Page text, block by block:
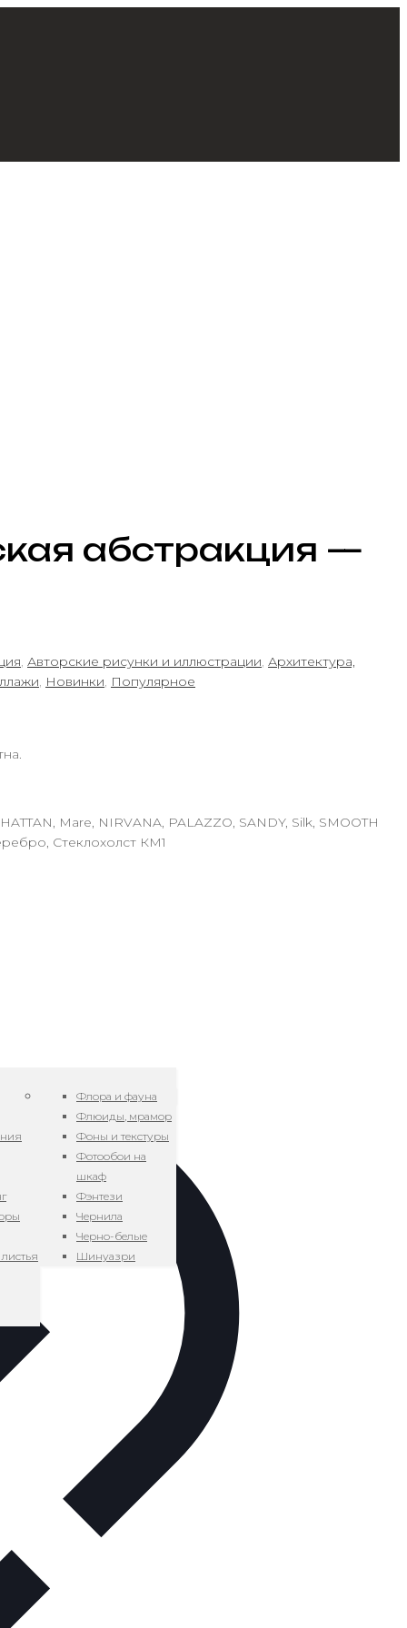
Флора и фауна
Флюиды, мрамор
Фоны и текстуры
Фотообои на
шкаф
Фэнтези
Чернила
Черно-белые
Шинуазри
абстракция —
, Авторские рисунки и иллюстрации, Архитектура,
, Новинки, Популярное
Mare, NIRVANA, PALAZZO, SANDY, Silk, SMOOTH
Стеклохолст КМ1